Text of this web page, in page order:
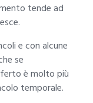
tende ad
e con alcune
se
è molto più
temporale.